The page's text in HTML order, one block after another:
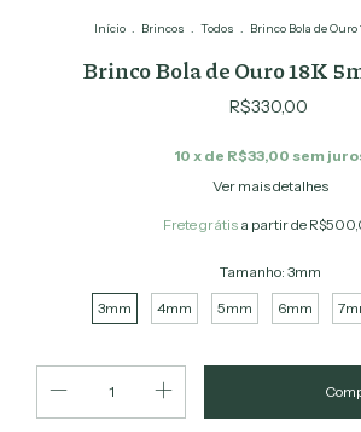
Início Brincos Todos Brinco Bola de Ouro
Brinco Bola de Ouro 18K
R$330,00
10 x de R$33,00 sem
Ver mais detalhes
Frete grátis a partir de
Tamanho: 3mm
3mm
4mm 5mm 6mm